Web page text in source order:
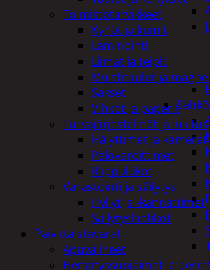
Toimistotarvikkeet
Kynät ja kumit
Laminointi
Liimat ja teipit
Muistitaulut ja
Sakset
Vihkot ja paperit
Turvajärjestelmät ja lukitus
Hälyttimet ja kamerat
Palovaroittimet
Riippulukot
Varastointi ja säilytys
Hyllyt ja -kannattimet
Säilytyslaatikot
Päivittäistavarat
Apuvälineet
Hengityssuojaimet ja